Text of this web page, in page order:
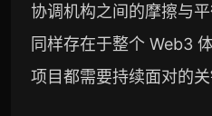
协调机构之间的摩擦与
同样存在于整个 Web3
项目都需要持续面对的关